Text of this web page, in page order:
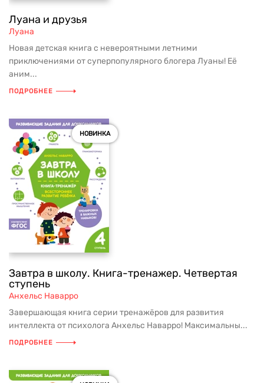
Луана и друзья
Луана
Новая детская книга с невероятными летними
приключениями от суперпопулярного блогера Луаны! Её
аним...
ПОДРОБНЕЕ
НОВИНКА
Завтра в школу. Книга-тренажер. Четвертая
ступень
Анхельс Наварро
Завершающая книга серии тренажёров для развития
интеллекта от психолога Анхельс Наварро! Максимальны...
ПОДРОБНЕЕ